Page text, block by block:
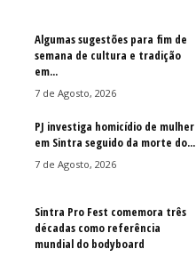
Algumas sugestões para fim de
semana de cultura e tradição
em...
7 de Agosto, 2026
PJ investiga homicídio de mulher
em Sintra seguido da morte do...
7 de Agosto, 2026
Sintra Pro Fest comemora três
décadas como referência
mundial do bodyboard